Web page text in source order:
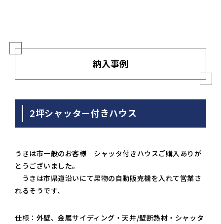
納入事例
2坪シャッター付きハウス
うきは市一般のお客様 シャッタ付きハウスご購入ありが
とうございました。
うきは市県道沿いにて果物の自動販売機を入れて営業さ
れるそうです、
仕様：外壁、金属サイディング・天井/壁断熱材・シャッタ